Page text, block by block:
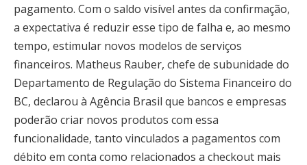
pagamento. Com o saldo visível antes da confirmação,
a expectativa é reduzir esse tipo de falha e, ao mesmo
tempo, estimular novos modelos de serviços
financeiros. Matheus Rauber, chefe de subunidade do
Departamento de Regulação do Sistema Financeiro do
BC, declarou à Agência Brasil que bancos e empresas
poderão criar novos produtos com essa
funcionalidade, tanto vinculados a pagamentos com
débito em conta como relacionados a checkout mais